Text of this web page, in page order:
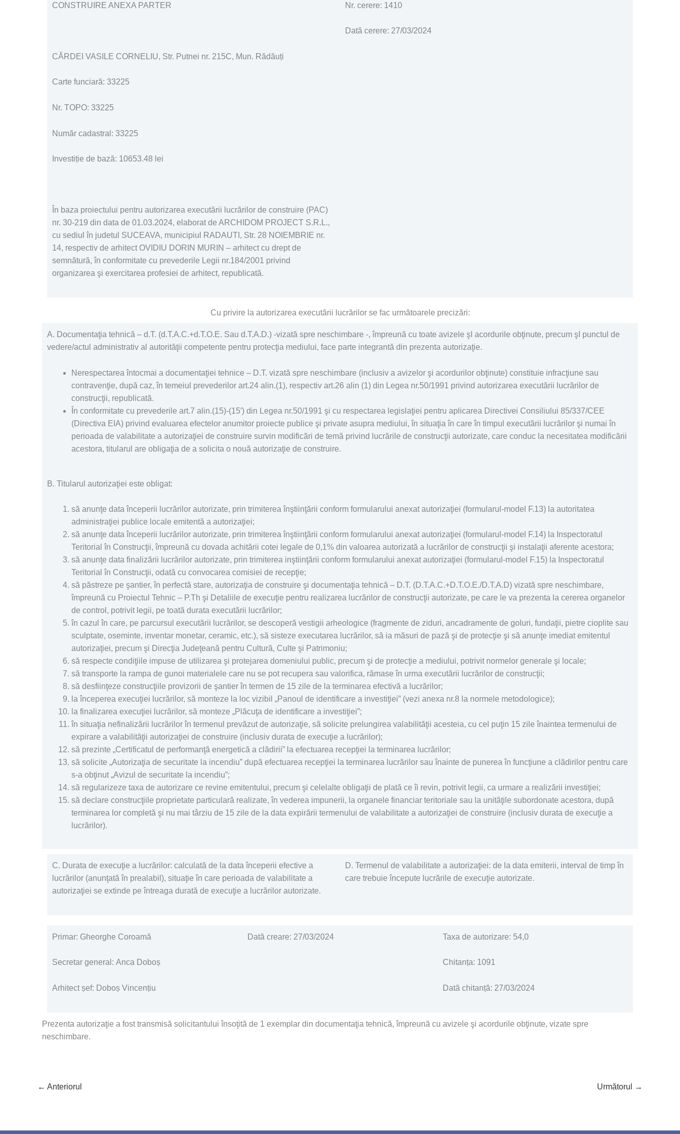
CONSTRUIRE ANEXA PARTER
CĂRDEI VASILE CORNELIU, Str. Putnei nr. 215C, Mun. Rădăuți
Carte funciară: 33225
Nr. TOPO: 33225
Număr cadastral: 33225
Investiție de bază: 10653.48 lei
În baza proiectului pentru autorizarea executării lucrărilor de construire (PAC)
nr. 30-219 din data de 01.03.2024, elaborat de ARCHIDOM PROJECT S.R.L.,
cu sediul în judetul SUCEAVA, municipiul RADAUTI, Str. 28 NOIEMBRIE nr.
14, respectiv de arhitect OVIDIU DORIN MURIN – arhitect cu drept de
semnătură, în conformitate cu prevederile Legii nr.184/2001 privind
organizarea şi exercitarea profesiei de arhitect, republicată.
Nr. cerere: 1410
Dată cerere: 27/03/2024
Cu privire la autorizarea executării lucrărilor se fac următoarele precizări:
A. Documentaţia tehnică – d.T. (d.T.A.C.+d.T.O.E. Sau d.T.A.D.) -vizată spre neschimbare -, împreună cu toate avizele şI acordurile obţinute, precum şI punctul de
vedere/actul administrativ al autorităţii competente pentru protecţia mediului, face parte integrantă din prezenta autorizaţie.
Nerespectarea întocmai a documentaţiei tehnice – D.T. vizată spre neschimbare (inclusiv a avizelor şi acordurilor obţinute) constituie infracţiune sau
contravenţie, după caz, în temeiul prevederilor art.24 alin.(1), respectiv art.26 alin (1) din Legea nr.50/1991 privind autorizarea executării lucrărilor de
construcţii, republicată.
În conformitate cu prevederile art.7 alin.(15)-(15′) din Legea nr.50/1991 şi cu respectarea legislaţiei pentru aplicarea Directivei Consiliului 85/337/CEE
(Directiva EIA) privind evaluarea efectelor anumitor proiecte publice şi private asupra mediului, în situaţia în care în timpul executării lucrărilor şi numai în
perioada de valabilitate a autorizaţiei de construire survin modificări de temă privind lucrările de construcţii autorizate, care conduc la necesitatea modificării
acestora, titularul are obligaţia de a solicita o nouă autorizaţie de construire.
B. Titularul autorizaţiei este obligat:
să anunţe data începerii lucrărilor autorizate, prin trimiterea înştiinţării conform formularului anexat autorizaţiei (formularul-model F.13) la autoritatea
administraţiei publice locale emitentă a autorizaţiei;
să anunţe data începerii lucrărilor autorizate, prin trimiterea înştiinţării conform formularului anexat autorizaţiei (formularul-model F.14) la Inspectoratul
Teritorial în Construcţii, împreună cu dovada achitării cotei legale de 0,1% din valoarea autorizată a lucrărilor de construcţii şi instalaţii aferente acestora;
să anunţe data finalizării lucrărilor autorizate, prin trimiterea inştiinţării conform formularului anexat autorizaţiei (formularul-model F.15) la Inspectoratul
Teritorial în Construcţii, odată cu convocarea comisiei de recepţie;
să păstreze pe şantier, în perfectă stare, autorizaţia de construire şi documentaţia tehnică – D.T. (D.T.A.C.+D.T.O.E./D.T.A.D) vizată spre neschimbare,
împreună cu Proiectul Tehnic – P.Th şi Detaliile de execuţie pentru realizarea lucrărilor de construcţii autorizate, pe care le va prezenta la cererea organelor
de control, potrivit legii, pe toată durata executării lucrărilor;
în cazul în care, pe parcursul executării lucrărilor, se descoperă vestigii arheologice (fragmente de ziduri, ancadramente de goluri, fundaţii, pietre cioplite sau
sculptate, oseminte, inventar monetar, ceramic, etc.), să sisteze executarea lucrărilor, să ia măsuri de pază şi de protecţie şi să anunţe imediat emitentul
autorizaţiei, precum şi Direcţia Judeţeană pentru Cultură, Culte şi Patrimoniu;
să respecte condiţiile impuse de utilizarea şi protejarea domeniului public, precum şi de protecţie a mediului, potrivit normelor generale şi locale;
să transporte la rampa de gunoi materialele care nu se pot recupera sau valorifica, rămase în urma executării lucrărilor de construcţii;
să desfiinţeze construcţiile provizorii de şantier în termen de 15 zile de la terminarea efectivă a lucrărilor;
la începerea execuţiei lucrărilor, să monteze la loc vizibil „Panoul de identificare a investiţiei” (vezi anexa nr.8 la normele metodologice);
la finalizarea execuţiei lucrărilor, să monteze „Plăcuţa de identificare a investiţiei”;
în situaţia nefinalizării lucrărilor în termenul prevăzut de autorizaţie, să solicite prelungirea valabilităţii acesteia, cu cel puţin 15 zile înaintea termenului de
expirare a valabilităţii autorizaţiei de construire (inclusiv durata de execuţie a lucrărilor);
să prezinte „Certificatul de performanţă energetică a clădirii” la efectuarea recepţiei la terminarea lucrărilor;
să solicite „Autorizaţia de securitate la incendiu” după efectuarea recepţiei la terminarea lucrărilor sau înainte de punerea în funcţiune a clădirilor pentru care
s-a obţinut „Avizul de securitate la incendiu”;
să regularizeze taxa de autorizare ce revine emitentului, precum şi celelalte obligaţii de plată ce îi revin, potrivit legii, ca urmare a realizării investiţiei;
să declare construcţiile proprietate particulară realizate, în vederea impunerii, la organele financiar teritoriale sau la unităţile subordonate acestora, după
terminarea lor completă şi nu mai târziu de 15 zile de la data expirării termenului de valabilitate a autorizaţiei de construire (inclusiv durata de execuţie a
lucrărilor).
C. Durata de execuţie a lucrărilor: calculată de la data începerii efective a
lucrărilor (anunţată în prealabil), situaţie în care perioada de valabilitate a
autorizaţiei se extinde pe întreaga durată de execuţie a lucrărilor autorizate.
D. Termenul de valabilitate a autorizaţiei: de la data emiterii, interval de timp în
care trebuie începute lucrările de execuţie autorizate.
Primar: Gheorghe Coroamă
Secretar general: Anca Doboș
Arhitect șef: Doboș Vincențiu
Dată creare: 27/03/2024 Taxa de autorizare: 54,0
Chitanța: 1091
Dată chitanță: 27/03/2024
Prezenta autorizaţie a fost transmisă solicitantului însoţită de 1 exemplar din documentaţia tehnică, împreună cu avizele şi acordurile obţinute, vizate spre
neschimbare.
← Anteriorul Următorul →